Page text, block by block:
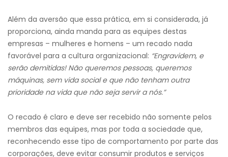
Além da aversão que essa prática, em si considerada, já
proporciona, ainda manda para as equipes destas
empresas – mulheres e homens – um recado nada
favorável para a cultura organizacional: “Engravidem, e
serão demitidas! Não queremos pessoas, queremos
máquinas, sem vida social e que não tenham outra
prioridade na vida que não seja servir a nós.”
O recado é claro e deve ser recebido não somente pelos
membros das equipes, mas por toda a sociedade que,
reconhecendo esse tipo de comportamento por parte das
corporações, deve evitar consumir produtos e serviços